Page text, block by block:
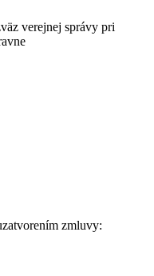
verejnej správy pri
zmluvy: